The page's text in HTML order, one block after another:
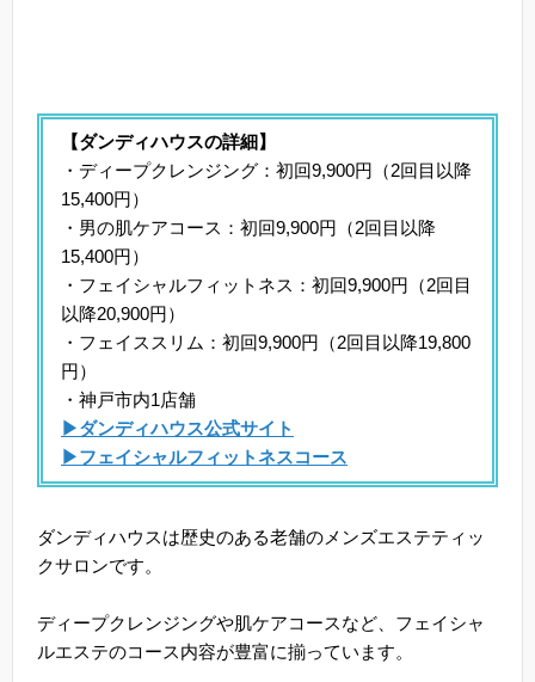
【ダンディハウスの詳細】
・ディープクレンジング：初回9,900円（2回目以降
15,400円）
・男の肌ケアコース：初回9,900円（2回目以降
15,400円）
・フェイシャルフィットネス：初回9,900円（2回目
以降20,900円）
・フェイススリム：初回9,900円（2回目以降19,800
円）
・神戸市内1店舗
▶ダンディハウス公式サイト
▶フェイシャルフィットネスコース
ダンディハウスは歴史のある老舗のメンズエステティッ
クサロンです。
ディープクレンジングや肌ケアコースなど、フェイシャ
ルエステのコース内容が豊富に揃っています。